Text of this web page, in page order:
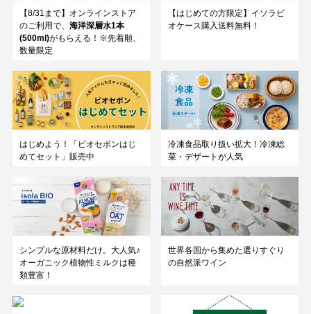
【8/31まで】オンラインストア
のご利用で、 海洋深層水1本
(500ml)がもらえる！※先着順、
数量限定
【はじめての方限定】イソラビ
オケース購入送料無料！
はじめよう！「ビオセボンはじ
めてセット」販売中
冷凍食品取り扱い拡大！冷凍総
菜・デザートが人気
シンプルな原材料だけ。大人気♪
オーガニック植物性ミルクは種
類豊富！
世界各国から集めた選りすぐり
の自然派ワイン